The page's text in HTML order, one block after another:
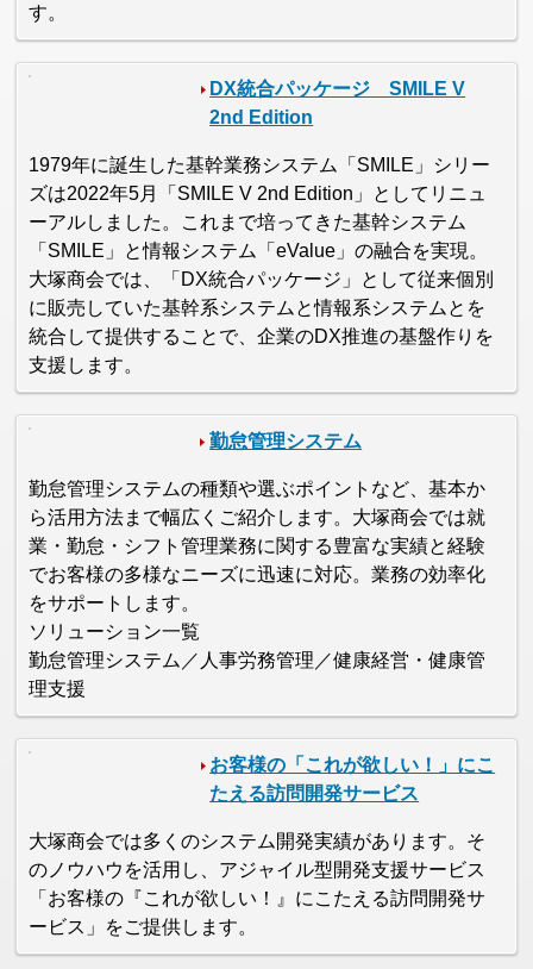
す。
DX統合パッケージ SMILE V
2nd Edition
1979年に誕生した基幹業務システム「SMILE」シリー
ズは2022年5月「SMILE V 2nd Edition」としてリニュ
ーアルしました。これまで培ってきた基幹システム
「SMILE」と情報システム「eValue」の融合を実現。
大塚商会では、「DX統合パッケージ」として従来個別
に販売していた基幹系システムと情報系システムとを
統合して提供することで、企業のDX推進の基盤作りを
支援します。
勤怠管理システム
勤怠管理システムの種類や選ぶポイントなど、基本か
ら活用方法まで幅広くご紹介します。大塚商会では就
業・勤怠・シフト管理業務に関する豊富な実績と経験
でお客様の多様なニーズに迅速に対応。業務の効率化
をサポートします。
ソリューション一覧
勤怠管理システム／人事労務管理／健康経営・健康管
理支援
お客様の「これが欲しい！」にこ
たえる訪問開発サービス
大塚商会では多くのシステム開発実績があります。そ
のノウハウを活用し、アジャイル型開発支援サービス
「お客様の『これが欲しい！』にこたえる訪問開発サ
ービス」をご提供します。